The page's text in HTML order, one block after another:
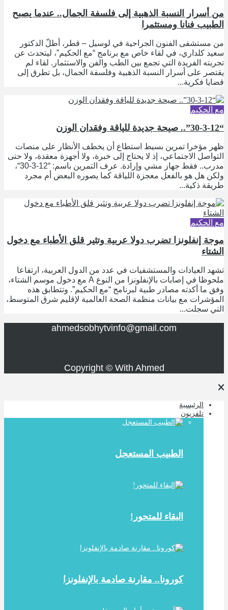
من أسرار النسبة الذهبية إلى فلسفة الجمال.. عندما يصبح
الطبيب فنانا ومستثمرا
من مستشفى الفنون الجراحية في لوسيل – قطر، أطلّ الدكتور
سعيد كلداري، في لقاء خاص مع برنامج “مع الحكيم”، ليتحدث عن
تجربته الفريدة التي تجمع بين الطب والفن والاستثمار. لقاء لم
يقتصر على أسرار النسبة الذهبية وفلسفة الجمال، بل تطرق إلى
قضايا فكرية...
مع الحكيم
“30-3-12”.. صيحة جديدة للياقة وفقدان الوزن
ظهر مؤخرا تمرين بسيط استطاع أن يخطف الأنظار على منصات
التواصل الاجتماعي، إذ لا يحتاج إلى خبرة، ولا أجهزة معقدة، ولا حتى
مدرب.. فقط جهاز مشي وإرادة. عرف التمرين باسم: “12-3-30“،
ولكن هل هو بالفعل معجزة اللياقة كما يصوره البعض أم مجرد
طريقة ذكية...
مع الحكيم
موجة إنفلونزا تضرب دولا عربية وتثير قلق الأطباء مع دخول
الشتاء
تشهد العيادات والمستشفيات في عدد من الدول العربية، ارتفاعا
ملحوظا في إصابات بالإنفلونزا من النوع A مع دخول موسم الشتاء،
وفق ما أكدته مصادر طبية لبرنامج “مع الحكيم”. وتتطابق هذه
المؤشرات مع بيانات منظمة الصحة العالمية لإقليم شرق المتوسط،
التي سجلت...
ahmedsobhytvinfo@gmail.com
Copyright © With Ahmed
الرئيسية
تلفزيون
الطبيب المستعجل
البقاء للمتحور!
كورونا.. مقارنة صادمة بالإنفلونزا